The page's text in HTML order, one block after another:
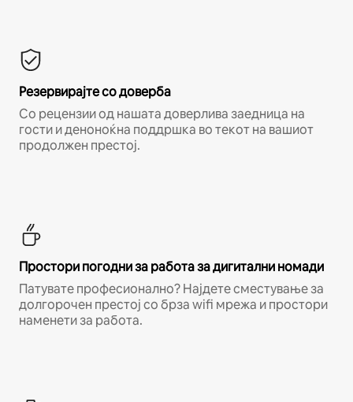
Резервирајте со доверба
Со рецензии од нашата доверлива заедница на
гости и деноноќна поддршка во текот на вашиот
продолжен престој.
Простори погодни за работа за дигитални номади
Патувате професионално? Најдете сместување за
долгорочен престој со брза wifi мрежа и простори
наменети за работа.